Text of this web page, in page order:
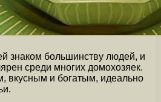
знаком большинству людей, и
среди многих домохозяек.
вкусным и богатым, идеально